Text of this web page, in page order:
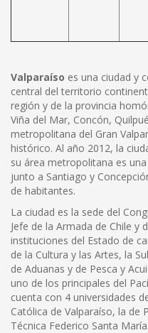
Valparaíso es una ciudad y
central del territorio
región y de la provincia
Viña del Mar, Concón,
metropolitana del Gran
histórico. Al año 2012, la
su área metropolitana es
junto a Santiago y
de habitantes.
La ciudad es la sede del
Jefe de la Armada de Chile y
instituciones del Estado de
de la Cultura y las Artes, la
de Aduanas y de Pesca y
uno de los principales del
cuenta con 4 universidades
Católica de Valparaíso, la de
Técnica Federico Santa María.